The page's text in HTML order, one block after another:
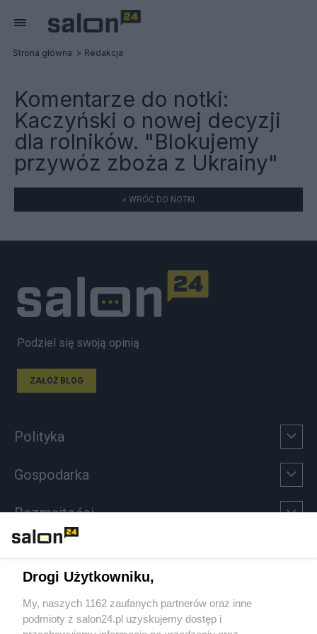
Strona główna Redakcja
Komentarze do notki:
Kaczyński o nowej decyzji
dla rolników. "Blokujemy
przywóz zboża z Ukrainy"
« WRÓĆ DO NOTKI
Podziel się swoją opinią
ZAŁÓŻ BLOG
Polityka
Gospodarka
Rozmaitości
Sport
Społeczeństwo
Drogi Użytkowniku,
My, naszych 1162 zaufanych partnerów oraz inne
podmioty z salon24.pl uzyskujemy dostęp i